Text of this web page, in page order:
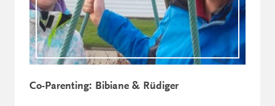
Co-Parenting: Bibiane & Rüdiger